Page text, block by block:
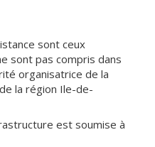
sont ceux
sont pas compris dans
organisatrice de la
la région Ile-de-
est soumise à